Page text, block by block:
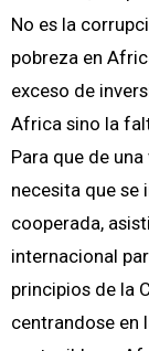
No es la
pobreza en
exceso de
Africa sino la
Para que de
necesita que se
cooperada,
internacional
principios de la
centrandose en